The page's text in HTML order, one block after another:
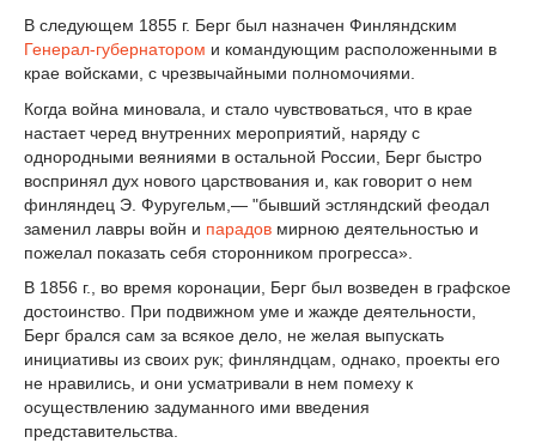
В следующем 1855 г. Берг был назначен Финляндским
Генерал-губернатором и командующим расположенными в
крае войсками, с чрезвычайными полномочиями.
Когда война миновала, и стало чувствоваться, что в крае
настает черед внутренних мероприятий, наряду с
однородными веяниями в остальной России, Берг быстро
воспринял дух нового царствования и, как говорит о нем
финляндец Э. Фуругельм,— "бывший эстляндский феодал
заменил лавры войн и парадов мирною деятельностью и
пожелал показать себя сторонником прогресса».
В 1856 г., во время коронации, Берг был возведен в графское
достоинство. При подвижном уме и жажде деятельности,
Берг брался сам за всякое дело, не желая выпускать
инициативы из своих рук; финляндцам, однако, проекты его
не нравились, и они усматривали в нем помеху к
осуществлению задуманного ими введения
представительства.